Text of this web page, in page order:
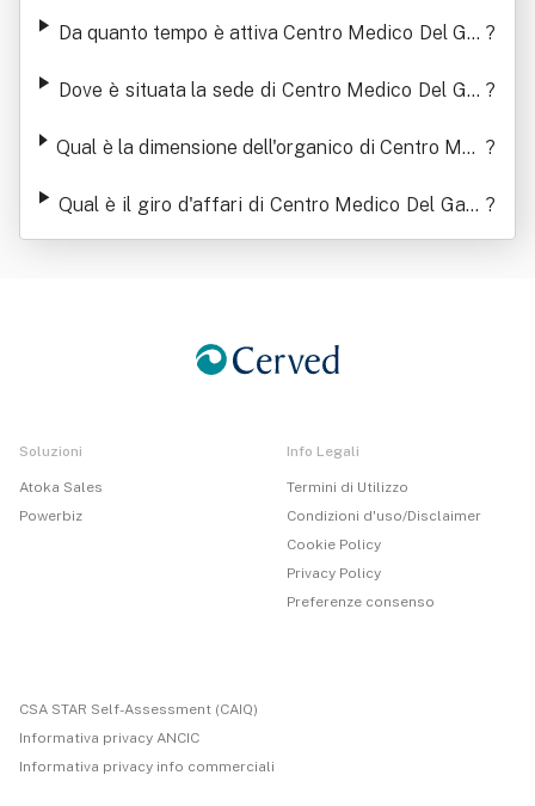
Da quanto tempo è attiva Centro Medico Del Gar ?
Dove è situata la sede di Centro Medico Del Gar ?
Qual è la dimensione dell'organico di Centro Med ?
Qual è il giro d'affari di Centro Medico Del Gard
a Srl
?
Soluzioni
Atoka Sales
Powerbiz
Info Legali
Termini di Utilizzo
Condizioni d'uso/Disclaimer
Cookie Policy
Privacy Policy
Preferenze consenso
CSA STAR Self-Assessment (CAIQ)
Informativa privacy ANCIC
Informativa privacy info commerciali